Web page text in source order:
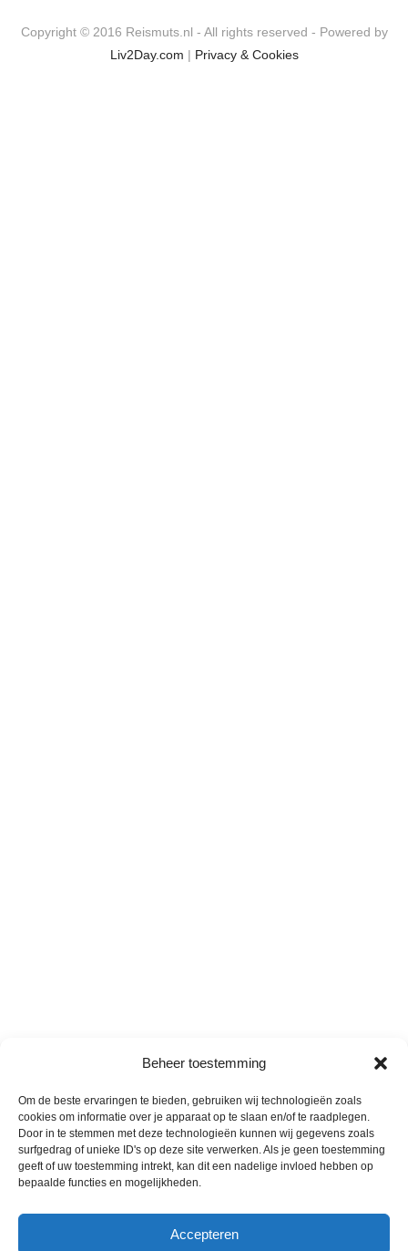
Beheer toestemming
Om de beste ervaringen te bieden, gebruiken wij technologieën zoals
cookies om informatie over je apparaat op te slaan en/of te raadplegen.
Door in te stemmen met deze technologieën kunnen wij gegevens zoals
surfgedrag of unieke ID's op deze site verwerken. Als je geen toestemming
geeft of uw toestemming intrekt, kan dit een nadelige invloed hebben op
bepaalde functies en mogelijkheden.
Accepteren
Copyright © 2016 Reismuts.nl - All rights reserved - Powered by
Liv2Day.com | Privacy & Cookies